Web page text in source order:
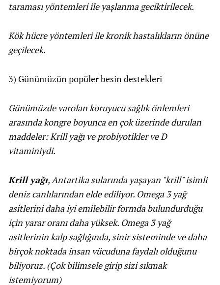
taraması yöntemleri ile yaşlanma geciktirilecek.
Kök hücre yöntemleri ile kronik hastalıkların önüne
geçilecek.
3) Günümüzün popüler besin destekleri
Günümüzde varolan koruyucu sağlık önlemleri
arasında kongre boyunca en çok üzerinde durulan
maddeler: Krill yağı ve probiyotikler ve D
vitaminiydi.
Krill yağı, Antartika sularında yaşayan "krill" isimli
deniz canlılarından elde ediliyor. Omega 3 yağ
asitlerini daha iyi emilebilir formda bulundurduğu
için yarar oranı daha yüksek. Omega 3 yağ
asitlerinin kalp sağlığında, sinir sisteminde ve daha
birçok noktada insan vücuduna faydalı olduğunu
biliyoruz. (Çok bilimsele girip sizi sıkmak
istemiyorum)